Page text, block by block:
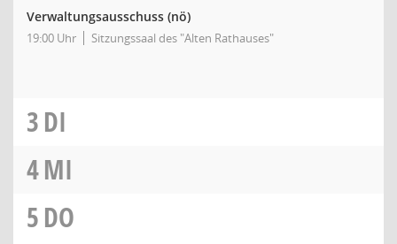
Verwaltungsausschuss (nö)
19:00 Uhr Sitzungssaal des "Alten Rathauses"
3DI
4MI
5DO